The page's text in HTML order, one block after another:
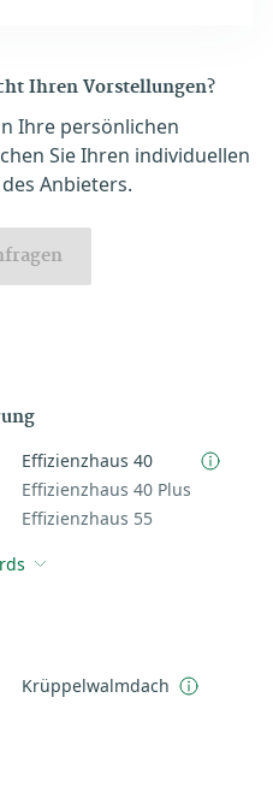
Ihren Vorstellungen?
Ihre persönlichen
Sie Ihren individuellen
Anbieters.
Effizienzhaus 40
Effizienzhaus 40 Plus
Effizienzhaus 55
Krüppelwalmdach